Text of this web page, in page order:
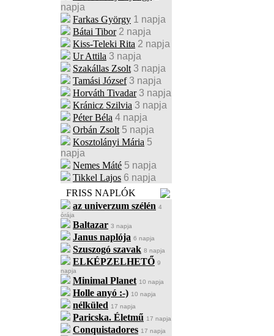
napja
Farkas György 1 napja
Bátai Tibor 2 napja
Kiss-Teleki Rita 2 napja
Ur Attila 3 napja
Szakállas Zsolt 3 napja
Tamási József 3 napja
Horváth Tivadar 3 napja
Kránicz Szilvia 3 napja
Péter Béla 4 napja
Orbán Zsolt 5 napja
Kosztolányi Mária 5
napja
Nemes Máté 5 napja
Tikkel Lajos 6 napja
FRISS NAPLÓK
az univerzum szélén 4
órája
Baltazar 3 napja
Janus naplója 6 napja
Szuszogó szavak 8 napja
ELKÉPZELHETŐ 9
napja
Minimal Planet 10 napja
Holle anyó :-) 10 napja
nélküled 17 napja
Paricska. Életmű 17 napja
Conquistadores 17 napja